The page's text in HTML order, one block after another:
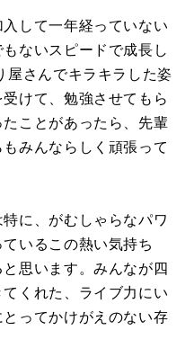
して一年経っていない
ないスピードで成長し
屋さんでキラキラした姿
けて、勉強させてもら
ことがあったら、先輩
みんならしく頑張って
に、がむしゃらなパワ
いるこの熱い気持ち
思います。みんなが四
くれた、ライブ力にい
ってかけがえのない存